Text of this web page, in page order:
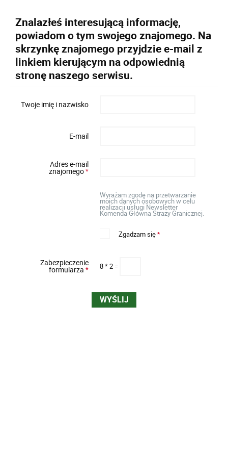
Znalazłeś interesującą informację,
powiadom o tym swojego znajomego. Na
skrzynkę znajomego przyjdzie e-mail z
linkiem kierującym na odpowiednią
stronę naszego serwisu.
Twoje imię i nazwisko
E-mail
Adres e-mail
znajomego*
Wyrażam zgodę na przetwarzanie
moich danych osobowych w celu
realizacji usługi Newsletter
Komenda Główna Straży Granicznej.
Zgadzam się*
Zabezpieczenie
formularza* 8 * 2 =